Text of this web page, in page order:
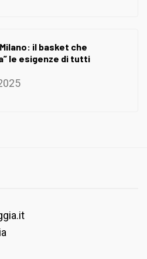
il basket che
le esigenze di tutti